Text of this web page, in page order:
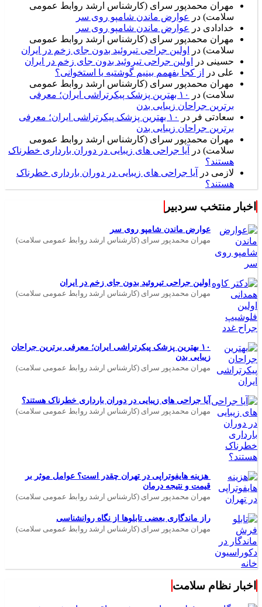
مهران محمدپور سرای (کارشناس ارشد روابط عمومی
سلامت) در
عوارض ماندن شامپو روی سر
خدادادی در
عوارض ماندن شامپو روی سر
مهران محمدپور سرای (کارشناس ارشد روابط عمومی
سلامت) در
اولین جراحی تیروئید بدون جای زخم در ایران
حسینی در
اولین جراحی تیروئید بدون جای زخم در ایران
علی در
از کجا بفهمم بینیم گوشتیه یا استخوانی؟
مهران محمدپور سرای (کارشناس ارشد روابط عمومی
سلامت) در
۱۰ بهترین پزشک پیکرتراشی ایران؛ معرفی
برترین جراحان زیبایی بدن
سعادتی فر در
۱۰ بهترین پزشک پیکرتراشی ایران؛ معرفی
برترین جراحان زیبایی بدن
مهران محمدپور سرای (کارشناس ارشد روابط عمومی
سلامت) در
آیا جراحی های زیبایی در دوران بارداری خطرناک
هستند؟
لازمی در
آیا جراحی های زیبایی در دوران بارداری خطرناک
هستند؟
اخبار منتخب سردبیر
عوارض ماندن شامپو روی سر
مهران محمدپور سرای (کارشناس ارشد روابط عمومی سلامت)
اولین جراحی تیروئید بدون جای زخم در ایران
مهران محمدپور سرای (کارشناس ارشد روابط عمومی سلامت)
۱۰ بهترین پزشک پیکرتراشی ایران؛ معرفی برترین جراحان
زیبایی بدن
مهران محمدپور سرای (کارشناس ارشد روابط عمومی سلامت)
آیا جراحی های زیبایی در دوران بارداری خطرناک هستند؟
مهران محمدپور سرای (کارشناس ارشد روابط عمومی سلامت)
هزینه هایفوتراپی در تهران چقدر است؟ عوامل موثر بر
قیمت و نتیجه درمان
مهران محمدپور سرای (کارشناس ارشد روابط عمومی سلامت)
راز ماندگاری بعضی تابلوها از نگاه روانشناسی
مهران محمدپور سرای (کارشناس ارشد روابط عمومی سلامت)
اخبار نظام سلامت